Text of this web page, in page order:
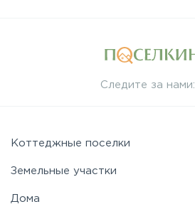
Новорязанское
Следите за нами:
Коттеджные поселки
Земельные участки
Дома